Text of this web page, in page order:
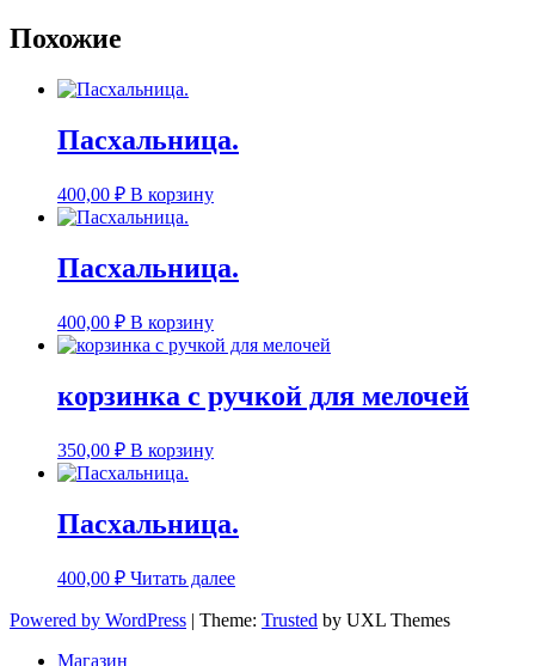
Похожие
Пасхальница.
400,00 ₽ В корзину
Пасхальница.
400,00 ₽ В корзину
корзинка с ручкой для мелочей
350,00 ₽ В корзину
Пасхальница.
400,00 ₽ Читать далее
Powered by WordPress | Theme: Trusted by UXL Themes
Магазин